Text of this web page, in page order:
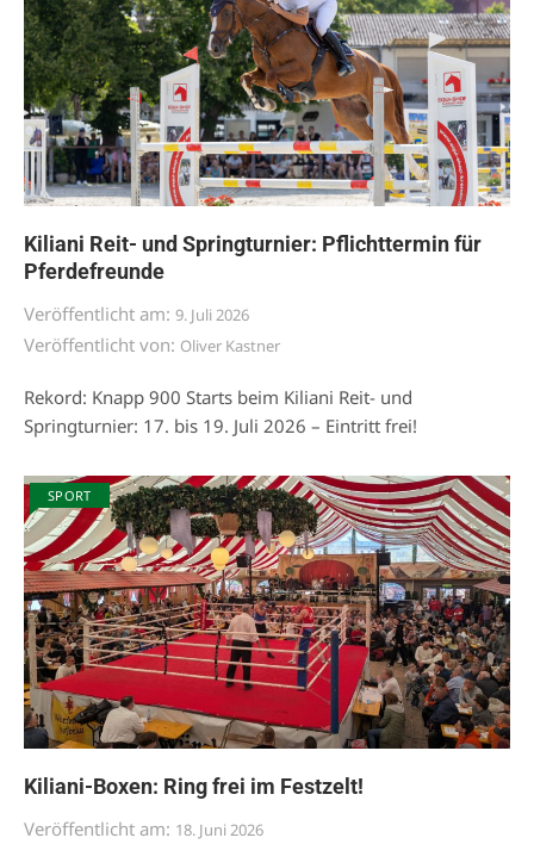
Kiliani Reit- und Springturnier: Pflichttermin für
Pferdefreunde
Veröffentlicht am: 9. Juli 2026
Veröffentlicht von: Oliver Kastner
Rekord: Knapp 900 Starts beim Kiliani Reit- und
Springturnier: 17. bis 19. Juli 2026 – Eintritt frei!
SPORT
Kiliani-Boxen: Ring frei im Festzelt!
Veröffentlicht am: 18. Juni 2026